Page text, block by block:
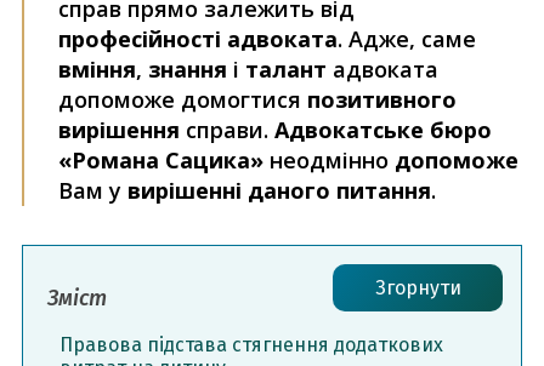
справ прямо залежить від
професійності адвоката. Адже, саме
вміння, знання і талант адвоката
допоможе домогтися позитивного
вирішення справи. Адвокатське бюро
«Романа Сацика» неодмінно допоможе
Вам у вирішенні даного питання.
Зміст Згорнути
Правова підстава стягнення додаткових